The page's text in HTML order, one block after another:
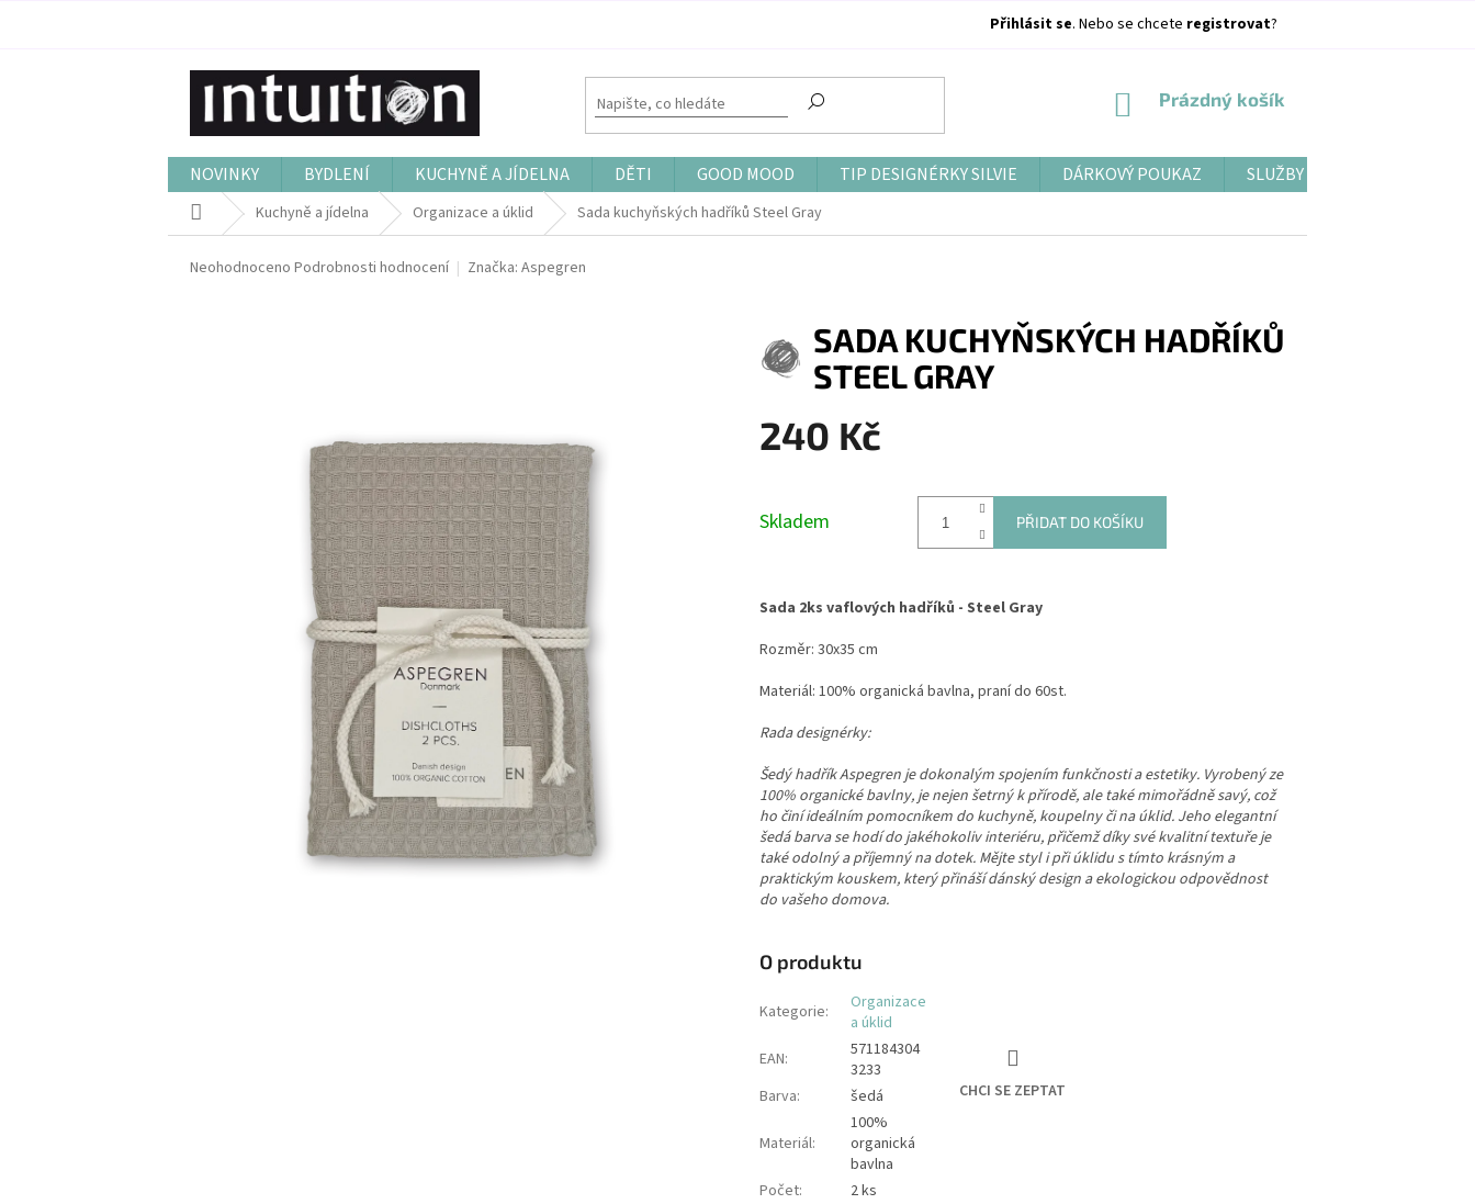
Přihlásit se. Nebo se chcete registrovat?
NÁKUPNÍ
Prázdný košík
NOVINKY BYDLENÍ KUCHYNĚ A JÍDELNA DĚTI GOOD MOOD TIP DESIGNÉRKY SILVIE DÁRKOVÝ POUKAZ SLUŽBY
Domů Kuchyně a jídelna Organizace a úklid Sada kuchyňských hadříků Steel Gray
Průměrné
Neohodnoceno Podrobnosti hodnocení Značka: Aspegren
SADA KUCHYŇSKÝCH HADŘÍKŮ
STEEL GRAY
240 Kč
Skladem PŘIDAT DO KOŠÍKU
Sada 2ks vaflových hadříků - Steel Gray
Rozměr: 30x35 cm
Materiál: 100% organická bavlna, praní do 60st.
Rada designérky:
Šedý hadřík Aspegren je dokonalým spojením funkčnosti a estetiky. Vyrobený ze
100% organické bavlny, je nejen šetrný k přírodě, ale také mimořádně savý, což
ho činí ideálním pomocníkem do kuchyně, koupelny či na úklid. Jeho elegantní
šedá barva se hodí do jakéhokoliv interiéru, přičemž díky své kvalitní textuře je
také odolný a příjemný na dotek. Mějte styl i při úklidu s tímto krásným a
praktickým kouskem, který přináší dánský design a ekologickou odpovědnost
do vašeho domova.
O produktu
Kategorie:
Organizace
a úklid
EAN:
571184304
3233
Barva: šedá
Materiál:
100%
organická
bavlna
Počet:
2 ks
CHCI SE ZEPTAT